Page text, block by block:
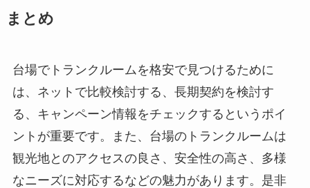
まとめ
台場でトランクルームを格安で見つけるために
は、ネットで比較検討する、長期契約を検討す
る、キャンペーン情報をチェックするというポイ
ントが重要です。また、台場のトランクルームは
観光地とのアクセスの良さ、安全性の高さ、多様
なニーズに対応するなどの魅力があります。是非